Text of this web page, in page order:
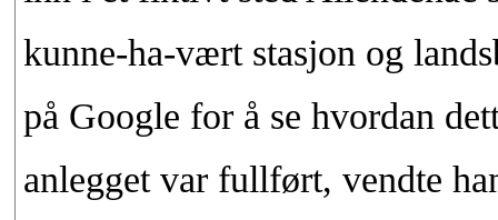
kunne-ha-vært stasjon og
på Google for å se hvordan
anlegget var fullført, vendte